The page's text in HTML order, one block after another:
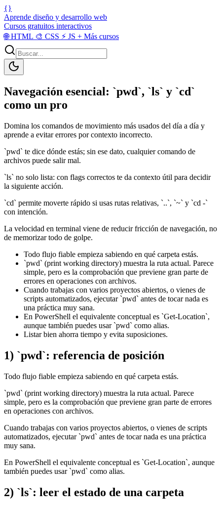
{}
Aprende diseño y desarrollo web
Cursos gratuitos interactivos
🌐HTML 🎨 CSS ⚡ JS + Más cursos
Navegación esencial: `pwd`, `ls` y `cd`
como un pro
Domina los comandos de movimiento más usados del día a día y
aprende a evitar errores por contexto incorrecto.
`pwd` te dice dónde estás; sin ese dato, cualquier comando de
archivos puede salir mal.
`ls` no solo lista: con flags correctos te da contexto útil para decidir
la siguiente acción.
`cd` permite moverte rápido si usas rutas relativas, `..`, `~` y `cd -`
con intención.
La velocidad en terminal viene de reducir fricción de navegación, no
de memorizar todo de golpe.
Todo flujo fiable empieza sabiendo en qué carpeta estás.
`pwd` (print working directory) muestra la ruta actual. Parece
simple, pero es la comprobación que previene gran parte de
errores en operaciones con archivos.
Cuando trabajas con varios proyectos abiertos, o vienes de
scripts automatizados, ejecutar `pwd` antes de tocar nada es
una práctica muy sana.
En PowerShell el equivalente conceptual es `Get-Location`,
aunque también puedes usar `pwd` como alias.
Listar bien ahorra tiempo y evita suposiciones.
1) `pwd`: referencia de posición
Todo flujo fiable empieza sabiendo en qué carpeta estás.
`pwd` (print working directory) muestra la ruta actual. Parece
simple, pero es la comprobación que previene gran parte de errores
en operaciones con archivos.
Cuando trabajas con varios proyectos abiertos, o vienes de scripts
automatizados, ejecutar `pwd` antes de tocar nada es una práctica
muy sana.
En PowerShell el equivalente conceptual es `Get-Location`, aunque
también puedes usar `pwd` como alias.
2) `ls`: leer el estado de una carpeta